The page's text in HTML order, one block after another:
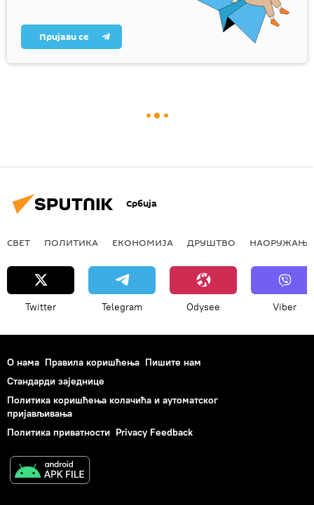
Пријави се
Србија
СВЕТ ПОЛИТИКА ЕКОНОМИЈА ДРУШТВО НАОРУЖАЊЕ
Twitter Telegram Odysee Viber
О нама Правила коришћења Пишите нам
Стандарди заједнице
Политика коришћења колачића и аутоматског
пријављивања
Политика приватности Privacy Feedback